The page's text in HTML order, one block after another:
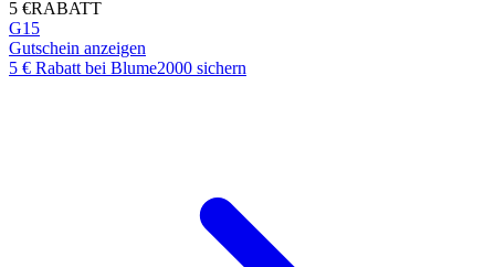
5 €RABATT
G15
Gutschein anzeigen
5 € Rabatt bei Blume2000 sichern